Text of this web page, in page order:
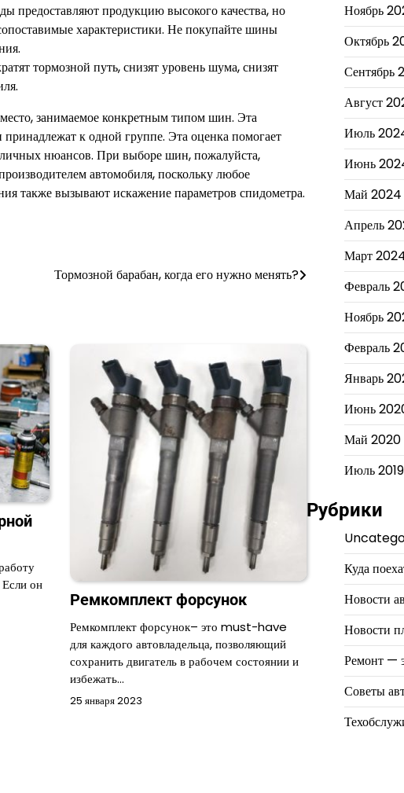
предоставляют продукцию высокого качества, но
характеристики. Не покупайте шины
тормозной путь, снизят уровень шума, снизят
занимаемое конкретным типом шин. Эта
к одной группе. Эта оценка помогает
нюансов. При выборе шин, пожалуйста,
автомобиля, поскольку любое
также вызывают искажение параметров спидометра.
Тормозной барабан, когда его нужно менять?
Если он
Ремкомплект форсунок
Ремкомплект форсунок– это must-have
для каждого автовладельца, позволяющий
сохранить двигатель в рабочем состоянии и
избежать…
25 января 2023
Ноябрь
Октябрь
Сентябрь
Август
Июль
Июнь
Май 2024
Апрель
Март
Февраль
Ноябрь
Февраль
Январь
Июнь
Май 2020
Июль 2019
Рубрики
Куда
Новости
Новости
Ремонт —
Советы